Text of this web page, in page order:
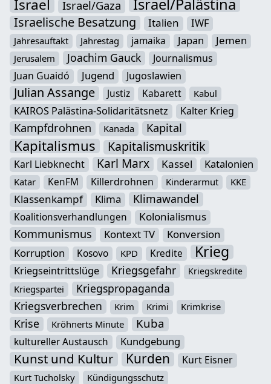
Israel Israel/Gaza Israel/Palästina
Israelische Besatzung Italien IWF
Jahresauftakt Jahrestag jamaika Japan Jemen
Jerusalem Joachim Gauck
Journalismus
Juan Guaidó
Jugend Jugoslawien
Julian Assange Justiz Kabarett Kabul
KAIROS Palästina-Solidaritätsnetz Kalter Krieg
Kampfdrohnen Kanada Kapital
Kapitalismus Kapitalismuskritik
Karl Liebknecht Karl Marx Kassel Katalonien
Katar KenFM Killerdrohnen Kinderarmut KKE
Klassenkampf Klima Klimawandel
Koalitionsverhandlungen Kolonialismus
Kommunismus Kontext TV
Konversion
Korruption
Kosovo KPD Kredite Krieg
Kriegseintrittslüge Kriegsgefahr Kriegskredite
Kriegspartei
Kriegspropaganda
Kriegsverbrechen
Krim Krimi Krimkrise
Krise Kröhnerts Minute Kuba
kultureller Austausch Kundgebung
Kunst und Kultur Kurden Kurt Eisner
Kurt Tucholsky Kündigungsschutz